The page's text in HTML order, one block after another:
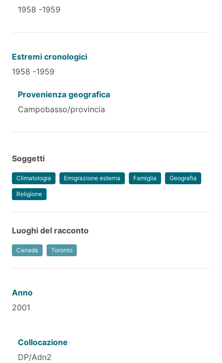
1958 -1959
Estremi cronologici
1958 -1959
Provenienza geografica
Campobasso/provincia
Soggetti
Climatologia Emigrazione esterna Famiglia Geografia
Religione
Luoghi del racconto
Canada Toronto
Anno
2001
Collocazione
DP/Adn2